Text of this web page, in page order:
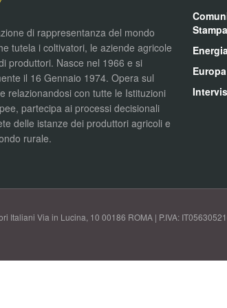
di rappresentanza del mondo
tutela i coltivatori, le aziende agricole
produttori. Nasce nel 1966 e si
il 16 Gennaio 1974. Opera sul
relazionandosi con tutte le Istituzioni
partecipa ai processi decisionali
delle istanze dei produttori agricoli e
rurale.
Stampa
Energia
Europa
Italiani Via in Lucina, 10 00186 ROMA | P.IVA: